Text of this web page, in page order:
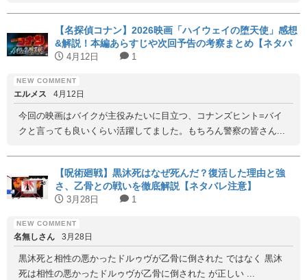
【名探偵コナン】2026映画「ハイウェイの堕天使」感想
&解説！本編あらすじや次回予告の考察まとめ【ネタバ
レ注意】
4月12日 1
エルメス 4月12日
今回の映画はバイクが主役みたいに目立つ、コナンズヒント=バイ
クと言っても良いくらい活躍してました。もちろん警察の皆さん...
【呪術廻戦】黒沐死はなぜ死んだ？復活した理由と強
さ、乙骨との戦いを徹底解説【ネタバレ注意】
3月28日 1
名無しさん 3月28日
黒沐死と相性の悪かったドルゥヴが乙骨に倒された ではなく 黒沐
死は相性の悪かったドルゥヴが乙骨に倒された が正しい ...